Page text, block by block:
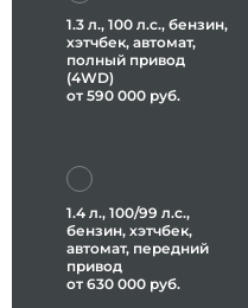
1.3 л., 100 л.с., бензин,
хэтчбек, автомат,
полный привод
(4WD)
от 590 000 руб.
1.4 л., 100/99 л.с.,
бензин, хэтчбек,
автомат, передний
привод
от 630 000 руб.